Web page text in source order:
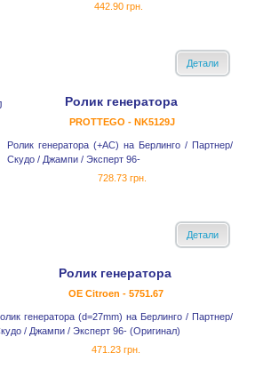
442.90 грн.
Детали
Ролик генератора
PROTTEGO - NK5129J
Ролик генератора (+AC) на Берлинго / Партнер/
Скудо / Джампи / Эксперт 96-
728.73 грн.
Детали
Ролик генератора
OE Citroen - 5751.67
генератора (d=27mm) на Берлинго / Партнер/
/ Джампи / Эксперт 96- (Оригинал)
471.23 грн.